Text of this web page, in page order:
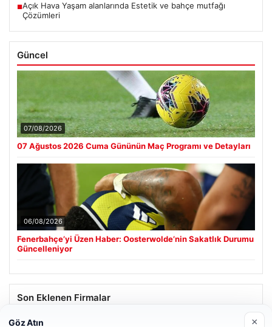
■Açık Hava Yaşam alanlarında Estetik ve bahçe mutfağı
Çözümleri
Güncel
07/08/2026
07 Ağustos 2026 Cuma Gününün Maç Programı ve Detayları
06/08/2026
Fenerbahçe’yi Üzen Haber: Oosterwolde’nin Sakatlık Durumu
Güncelleniyor
Son Eklenen Firmalar
Göz Atın ×